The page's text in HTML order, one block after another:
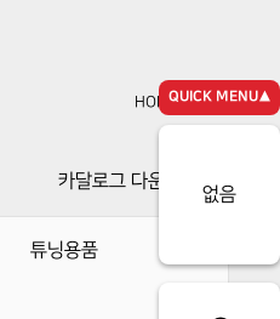
QUICK MENU▲
없음
HOME > 용품
카달로그 다운로드
튜닝용품